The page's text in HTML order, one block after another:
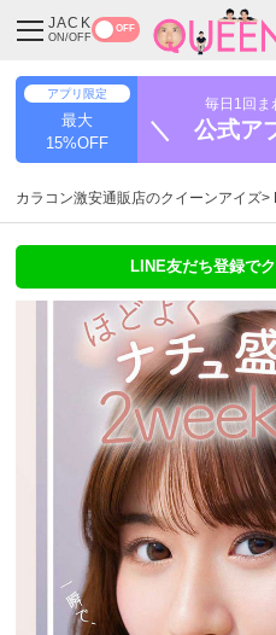
JACK
ON/OFF
OFF
アプリ限定
最大
15%OFF
毎日1回ま
＼ 公式ア
カラコン激安通販店のクイーンアイズ
LINE友だち登録で